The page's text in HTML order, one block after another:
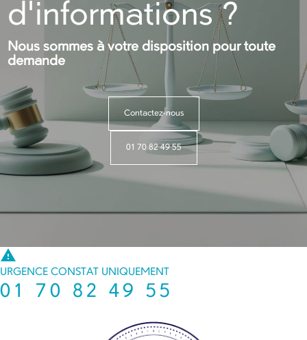
d'informations ?
Nous sommes à votre disposition pour toute
demande
Contactez-nous
01 70 82 49 55
warning
URGENCE CONSTAT UNIQUEMENT
01 70 82 49 55